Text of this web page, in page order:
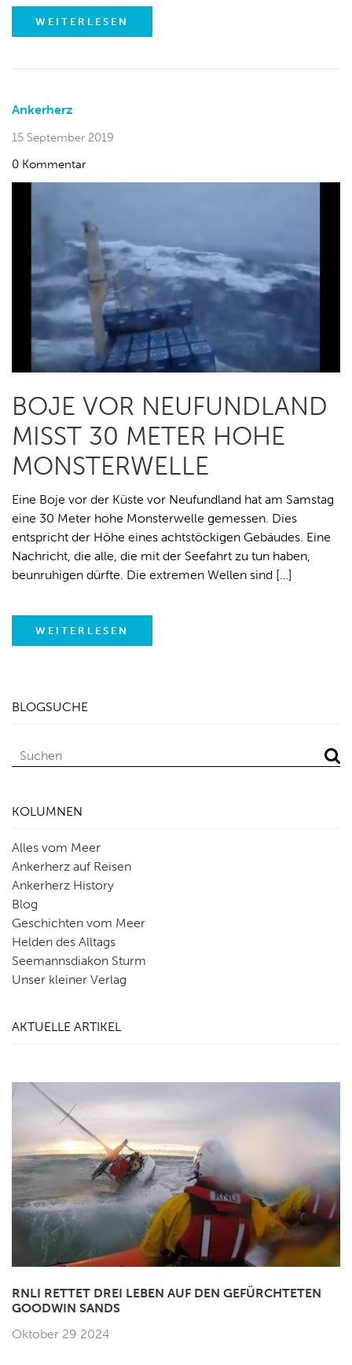
WEITERLESEN
Ankerherz
15 September 2019
0 Kommentar
BOJE VOR NEUFUNDLAND
MISST 30 METER HOHE
MONSTERWELLE
Eine Boje vor der Küste vor Neufundland hat am Samstag
eine 30 Meter hohe Monsterwelle gemessen. Dies
entspricht der Höhe eines achtstöckigen Gebäudes. Eine
Nachricht, die alle, die mit der Seefahrt zu tun haben,
beunruhigen dürfte. Die extremen Wellen sind […]
WEITERLESEN
BLOGSUCHE
KOLUMNEN
Alles vom Meer
Ankerherz auf Reisen
Ankerherz History
Blog
Geschichten vom Meer
Helden des Alltags
Seemannsdiakon Sturm
Unser kleiner Verlag
AKTUELLE ARTIKEL
RNLI RETTET DREI LEBEN AUF DEN GEFÜRCHTETEN
GOODWIN SANDS
Oktober 29 2024